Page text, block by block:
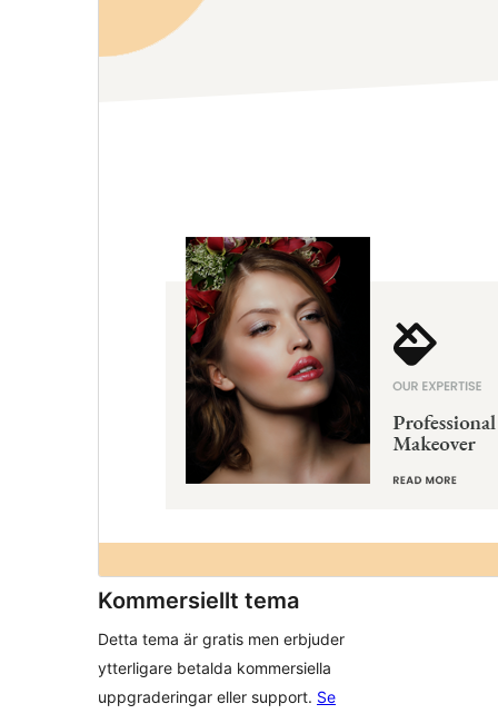
Kommersiellt tema
Detta tema är gratis men erbjuder
ytterligare betalda kommersiella
uppgraderingar eller support. Se